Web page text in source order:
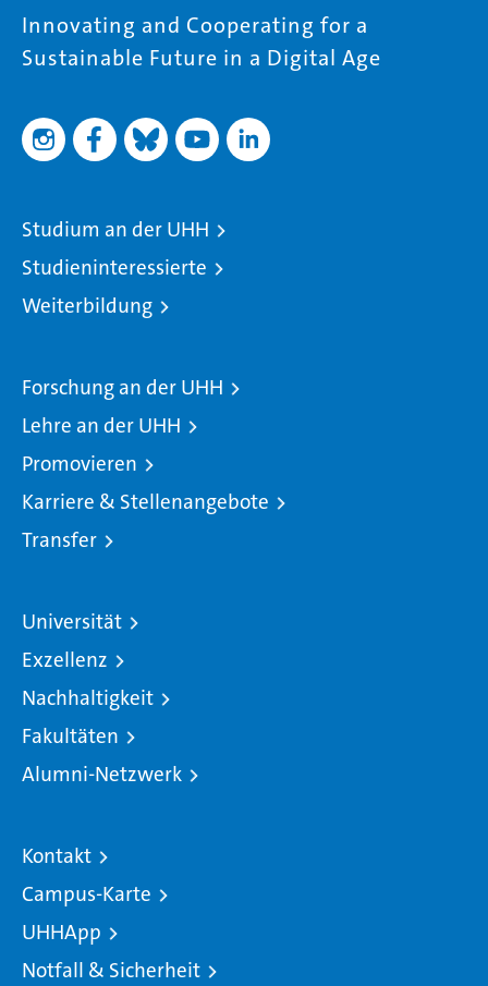
Innovating and Cooperating for a
Sustainable Future in a Digital Age
Studium an der UHH
Studieninteressierte
Weiterbildung
Forschung an der UHH
Lehre an der UHH
Promovieren
Karriere & Stellenangebote
Transfer
Universität
Exzellenz
Nachhaltigkeit
Fakultäten
Alumni-Netzwerk
Kontakt
Campus-Karte
UHHApp
Notfall & Sicherheit